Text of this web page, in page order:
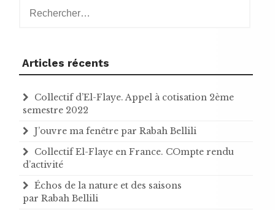
Articles récents
Collectif d’El-Flaye. Appel à cotisation 2ème
semestre 2022
J’ouvre ma fenêtre par Rabah Bellili
Collectif El-Flaye en France. COmpte rendu
d’activité
Échos de la nature et des saisons
par Rabah Bellili